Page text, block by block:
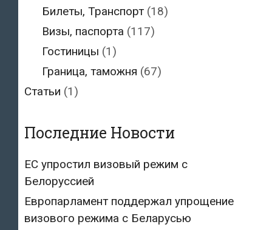
Билеты, Транспорт(18)
Визы, паспорта (117)
Гостиницы (1)
Граница, таможня (67)
Статьи (1)
Последние Новости
ЕС упростил визовый режим с
Белоруссией
Европарламент поддержал упрощение
визового режима с Беларусью